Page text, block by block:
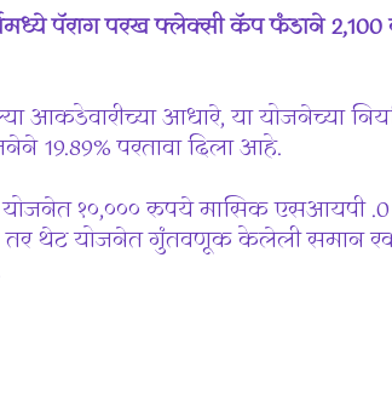
पॅराग परख फ्लेक्सी कॅप फंडाने
आकडेवारीच्या आधारे, या योजनेच्या
19.89% परतावा दिला आहे.
योजनेत १०,००० रुपये मासिक
तर थेट योजनेत गुंतवणूक केलेली समान